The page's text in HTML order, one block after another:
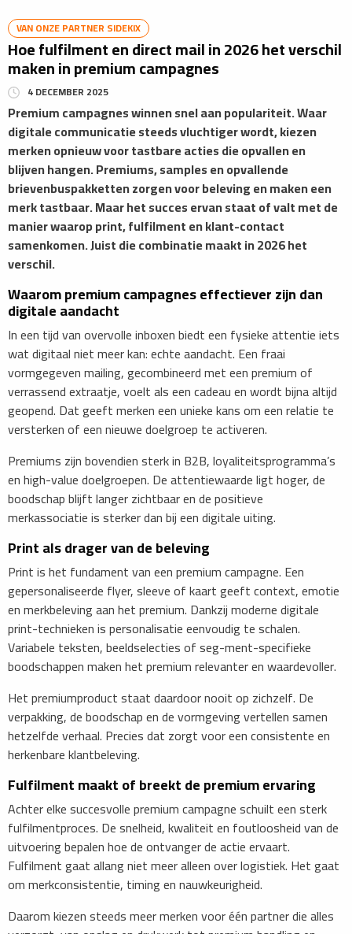
VAN ONZE PARTNER SIDEKIX
Hoe fulfilment en direct mail in 2026 het verschil
maken in premium campagnes
4 DECEMBER 2025
Premium campagnes winnen snel aan populariteit. Waar
digitale communicatie steeds vluchtiger wordt, kiezen
merken opnieuw voor tastbare acties die opvallen en
blijven hangen. Premiums, samples en opvallende
brievenbuspakketten zorgen voor beleving en maken een
merk tastbaar. Maar het succes ervan staat of valt met de
manier waarop print, fulfilment en klant-contact
samenkomen. Juist die combinatie maakt in 2026 het
verschil.
Waarom premium campagnes effectiever zijn dan
digitale aandacht
In een tijd van overvolle inboxen biedt een fysieke attentie iets
wat digitaal niet meer kan: echte aandacht. Een fraai
vormgegeven mailing, gecombineerd met een premium of
verrassend extraatje, voelt als een cadeau en wordt bijna altijd
geopend. Dat geeft merken een unieke kans om een relatie te
versterken of een nieuwe doelgroep te activeren.
Premiums zijn bovendien sterk in B2B, loyaliteitsprogramma’s
en high-value doelgroepen. De attentiewaarde ligt hoger, de
boodschap blijft langer zichtbaar en de positieve
merkassociatie is sterker dan bij een digitale uiting.
Print als drager van de beleving
Print is het fundament van een premium campagne. Een
gepersonaliseerde flyer, sleeve of kaart geeft context, emotie
en merkbeleving aan het premium. Dankzij moderne digitale
print-technieken is personalisatie eenvoudig te schalen.
Variabele teksten, beeldselecties of seg-ment-specifieke
boodschappen maken het premium relevanter en waardevoller.
Het premiumproduct staat daardoor nooit op zichzelf. De
verpakking, de boodschap en de vormgeving vertellen samen
hetzelfde verhaal. Precies dat zorgt voor een consistente en
herkenbare klantbeleving.
Fulfilment maakt of breekt de premium ervaring
Achter elke succesvolle premium campagne schuilt een sterk
fulfilmentproces. De snelheid, kwaliteit en foutloosheid van de
uitvoering bepalen hoe de ontvanger de actie ervaart.
Fulfilment gaat allang niet meer alleen over logistiek. Het gaat
om merkconsistentie, timing en nauwkeurigheid.
Daarom kiezen steeds meer merken voor één partner die alles